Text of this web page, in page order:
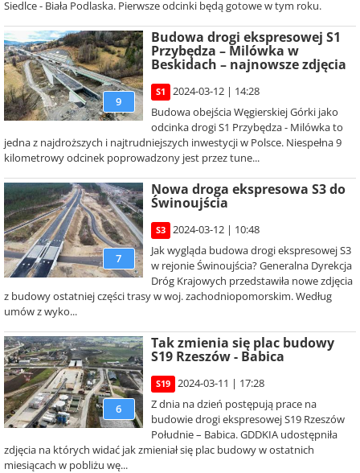
Siedlce - Biała Podlaska. Pierwsze odcinki będą gotowe w tym roku.
9
Budowa drogi ekspresowej S1
Przybędza – Milówka w
Beskidach – najnowsze zdjęcia
S1
2024-03-12 | 14:28
Budowa obejścia Węgierskiej Górki jako
odcinka drogi S1 Przybędza - Milówka to
jedna z najdroższych i najtrudniejszych inwestycji w Polsce. Niespełna 9
kilometrowy odcinek poprowadzony jest przez tune...
7
Nowa droga ekspresowa S3 do
Świnoujścia
S3
2024-03-12 | 10:48
Jak wygląda budowa drogi ekspresowej S3
w rejonie Świnoujścia? Generalna Dyrekcja
Dróg Krajowych przedstawiła nowe zdjęcia
z budowy ostatniej części trasy w woj. zachodniopomorskim. Według
umów z wyko...
6
Tak zmienia się plac budowy
S19 Rzeszów - Babica
S19
2024-03-11 | 17:28
Z dnia na dzień postępują prace na
budowie drogi ekspresowej S19 Rzeszów
Południe – Babica. GDDKIA udostępniła
zdjęcia na których widać jak zmieniał się plac budowy w ostatnich
miesiącach w pobliżu wę...